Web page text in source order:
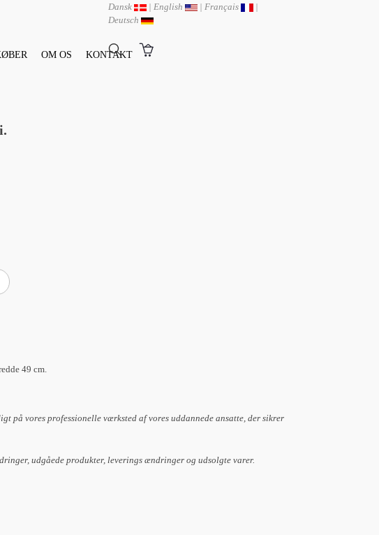
OM OS KONTAKT
Dansk | English | Français
|
Deutsch
49 cm.
på vores professionelle værksted af vores uddannede ansatte, der sikrer
udgåede produkter, leverings ændringer og udsolgte varer.